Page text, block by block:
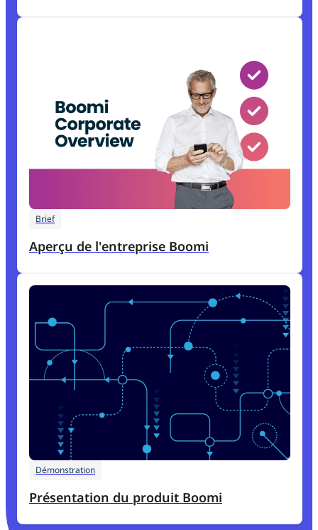
Brief
Aperçu de l'entreprise Boomi
Démonstration
Présentation du produit Boomi